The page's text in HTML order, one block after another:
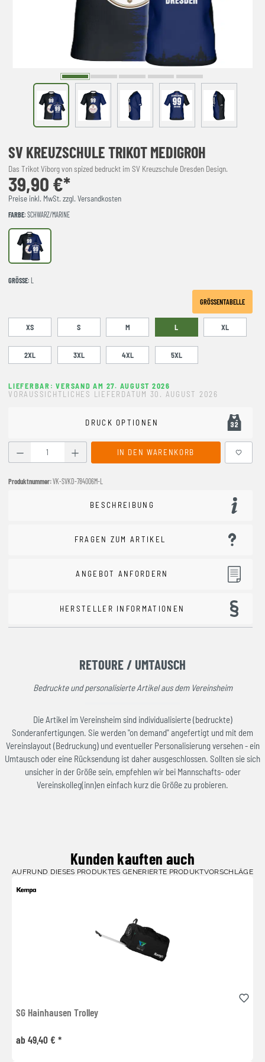
SV KREUZSCHULE TRIKOT MEDIGROH
Das Trikot Viborg von spized bedruckt im SV Kreuzschule Dresden Design.
39,90 €*
Preise inkl. MwSt. zzgl. Versandkosten
FARBE: SCHWARZ/MARINE
schwarz/marine
GRÖSSE : L
GRÖSSENTABELLE
XS S M L XL
2XL 3XL 4XL 5XL
LIEFERBAR: VERSAND AM 27. AUGUST 2026
VORAUSSICHTLICHES LIEFERDATUM 30. AUGUST 2026
DRUCK OPTIONEN
Produkt Anzahl: Gib den gewünschten Wert ein oder
IN DEN WARENKORB
Produktnummer:VK-SVKD-784006M-L
BESCHREIBUNG
FRAGEN ZUM ARTIKEL
ANGEBOT ANFORDERN
HERSTELLER INFORMATIONEN
RETOURE / UMTAUSCH
Bedruckte und personalisierte Artikel aus dem Vereinsheim
Die Artikel im Vereinsheim sind individualisierte (bedruckte)
Sonderanfertigungen. Sie werden "on demand" angefertigt und mit dem
Vereinslayout (Bedruckung) und eventueller Personalisierung versehen - ein
Umtausch oder eine Rücksendung ist daher ausgeschlossen. Sollten sie sich
unsicher in der Größe sein, empfehlen wir bei Mannschafts- oder
Vereinskolleg(inn)en einfach kurz die Größe zu probieren.
Kunden kauften auch
AUFRUND DIESES PRODUKTES GENERIERTE PRODUKTVORSCHLÄGE
SG Hainhausen Trolley
ab 49,40 € *